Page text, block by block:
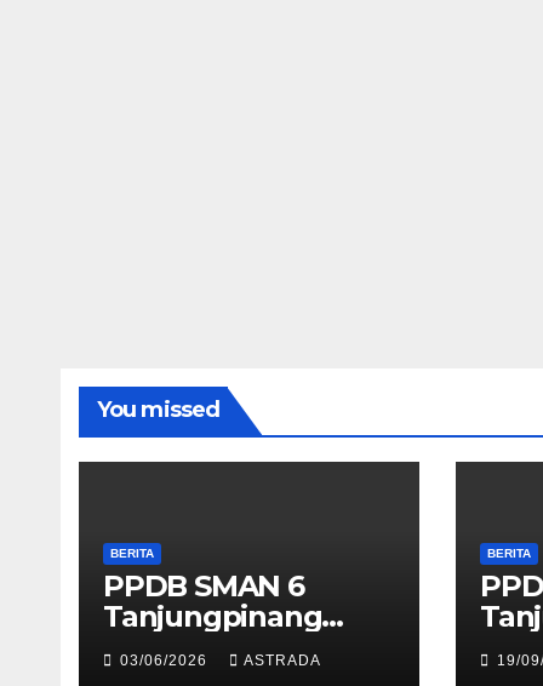
You missed
BERITA
PPDB SMAN 6
Tanjungpinang
2026/2027
03/06/2026 ASTRADA
BERITA
19/